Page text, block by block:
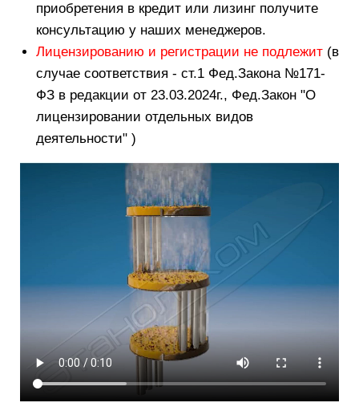
приобретения в кредит или лизинг получите
консультацию у наших менеджеров.
Лицензированию и регистрации не подлежит (в
случае соответствия - ст.1 Фед.Закона №171-
ФЗ в редакции от 23.03.2024г., Фед.Закон "О
лицензировании отдельных видов
деятельности" )